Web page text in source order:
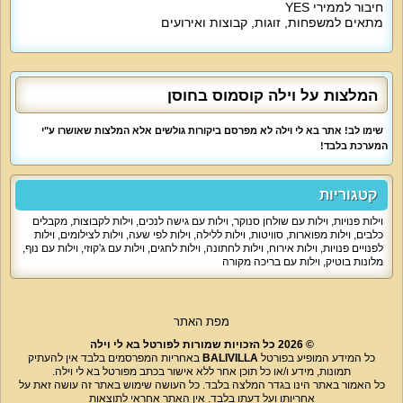
חיבור לממירי YES
מתאים למשפחות, זוגות, קבוצות ואירועים
ורווקות. המתחם מתאים לאירוח רומנטי ואירוח דתי מסורתי.
גילאי 18 ומעלה.
המלצות על וילה קוסמוס בחוסן
שימו לב! אתר בא לי וילה לא מפרסם ביקורות גולשים אלא המלצות שאושרו ע"י
המערכת בלבד!
קטגוריות
וילות פנויות, וילות עם שולחן סנוקר, וילות עם גישה לנכים, וילות לקבוצות, מקבלים
כלבים, וילות מפוארות, סוויטות, וילות ללילה, וילות לפי שעה, וילות לצילומים, וילות
לפנויים פנויות, וילות אירוח, וילות לחתונה, וילות לחגים, וילות עם ג'קוזי, וילות עם נוף,
מלונות בוטיק, וילות עם בריכה מקורה
מפת האתר
© 2026 כל הזכויות שמורות לפורטל בא לי וילה
כל המידע המופיע בפורטל BALIVILLA באחריות המפרסמים בלבד אין להעתיק
תמונות, מידע ו/או כל תוכן אחר ללא אישור בכתב מפורטל בא לי וילה.
כל האמור באתר הינו בגדר המלצה בלבד. כל העושה שימוש באתר זה עושה זאת על
אחריותו ועל דעתו בלבד. אין האתר אחראי לתוצאות